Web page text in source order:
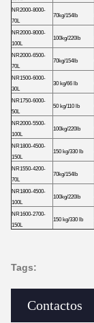
Contactos
NR2000-8000-
70L
70kg/154lb
NR2000-8000-
100L
100kg/220lb
NR2000-6500-
70L
70kg/154lb
NR1500-6000-
30L
30 kg/66 lb
NR1750-6000-
50L
50 kg/110 lb
NR2000-5500-
100L
100kg/220lb
NR1800-4500-
150L
150 kg/330 lb
NR1550-4200-
70L
70kg/154lb
NR1800-4500-
100L
100kg/220lb
NR1600-2700-
150L
150 kg/330 lb
Tags: